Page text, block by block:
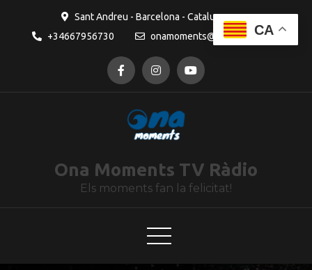
Sant Andreu - Barcelona - Catalunya
+34667956730
onamoments@gmail.com
Ona Moments TV Ràdio
Els moments fan la felicitat!
CA